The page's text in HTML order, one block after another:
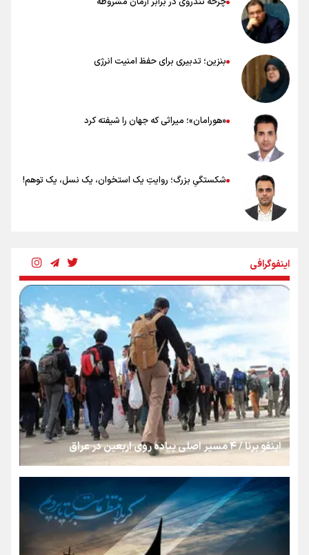
بنزین؛ تدبیری برای حفظ امنیت انرژی
«هورامان»؛ میراثی که جهان را شیفته کرد
شکستگیِ بزرگ؛ روایتِ یک استخوان، یک نسل، یک توهم!
روایت ایران از کنار مردم
از طلوع خیابان‌ها تا غروب اشک
جمله‌ای که بغض چهارماهه را شکست؛ «آهای مردم، آقا از
تهران رفتند»
سه حسرتی که به دلم ماند
مومنِ مقتدرِ مظلوم
اینفوگرافی
اینفو برنا / ۴ مسیر اصلی پیاده روی اربعین در عراق